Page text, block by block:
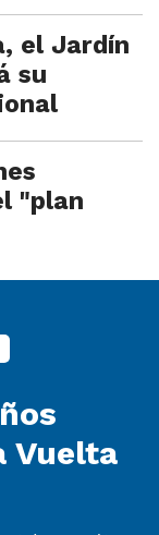
el Jardín
su
"plan
Vuelta